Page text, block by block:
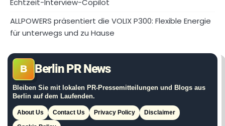
ALLPOWERS präsentiert die VOLIX P300: Flexible Energie
für unterwegs und zu Hause
B Berlin PR News
Bleiben Sie mit lokalen PR-Pressemitteilungen und Blogs aus
Berlin auf dem Laufenden.
About Us Contact Us Privacy Policy Disclaimer